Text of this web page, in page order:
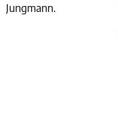
Jungmann.